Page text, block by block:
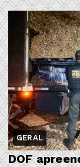
GERAL
DOF